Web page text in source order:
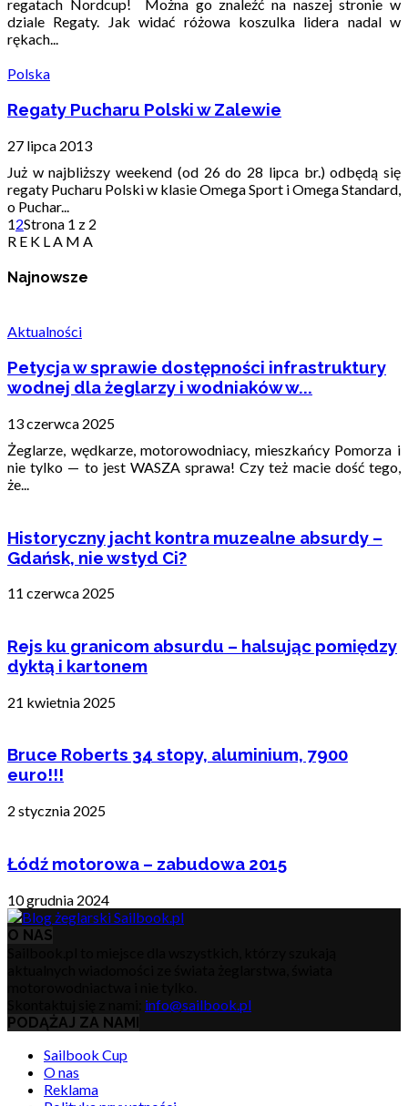
regatach Nordcup! Można go znaleźć na naszej stronie w
dziale Regaty. Jak widać różowa koszulka lidera nadal w
rękach...
Polska
Regaty Pucharu Polski w Zalewie
27 lipca 2013
Już w najbliższy weekend (od 26 do 28 lipca br.) odbędą się
regaty Pucharu Polski w klasie Omega Sport i Omega Standard,
o Puchar...
12Strona 1 z 2
R E K L A M A
Najnowsze
Aktualności
Petycja w sprawie dostępności infrastruktury
wodnej dla żeglarzy i wodniaków w...
13 czerwca 2025
Żeglarze, wędkarze, motorowodniacy, mieszkańcy Pomorza i
nie tylko — to jest WASZA sprawa! Czy też macie dość tego,
że...
Historyczny jacht kontra muzealne absurdy –
Gdańsk, nie wstyd Ci?
11 czerwca 2025
Rejs ku granicom absurdu – halsując pomiędzy
dyktą i kartonem
21 kwietnia 2025
Bruce Roberts 34 stopy, aluminium, 7900
euro!!!
2 stycznia 2025
Łódź motorowa – zabudowa 2015
10 grudnia 2024
O NAS
info@sailbook.pl
PODĄŻAJ ZA NAMI
Sailbook Cup
O nas
Reklama